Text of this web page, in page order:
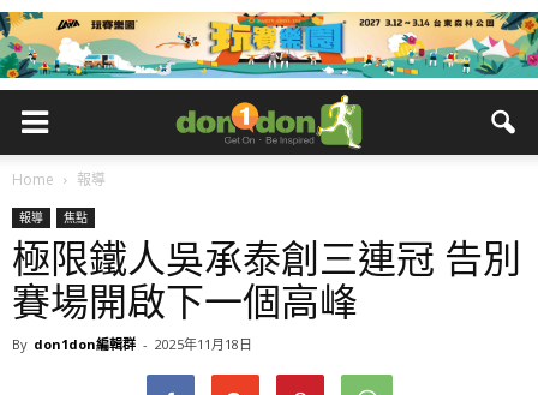
Home 報導
報導 焦點
極限鐵人吳承泰創三連冠 告別
賽場開啟下一個高峰
By don1don編輯群 - 2025年11月18日